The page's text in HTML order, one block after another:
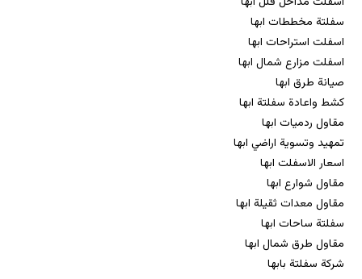
سفلتة مخططات ابها
اسفلت استراحات ابها
اسفلت مزارع شمال ابها
صيانة طرق ابها
كشط واعادة سفلتة ابها
مقاول ردميات ابها
تمهيد وتسوية اراضي ابها
اسعار الاسفلت ابها
مقاول شوارع ابها
مقاول معدات ثقيلة ابها
سفلتة ساحات ابها
مقاول طرق شمال ابها
شركة سفلتة بابها